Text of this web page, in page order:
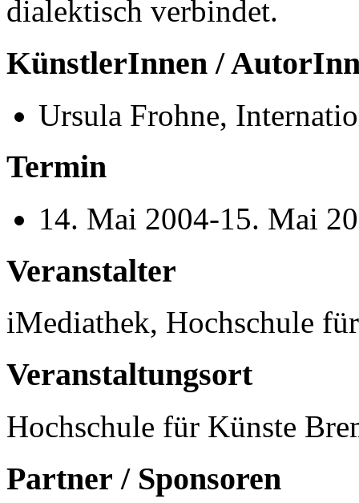
dialektisch verbindet.
KünstlerInnen /
Ursula Frohne,
Termin
14. Mai 2004-15. Mai
Veranstalter
iMediathek, Hochschule
Veranstaltungsort
Hochschule für Künste
Partner / Sponsoren